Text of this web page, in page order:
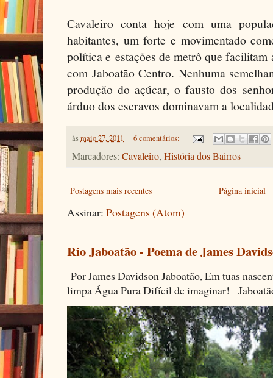
Cavaleiro conta hoje com uma
habitantes, um forte e movimentado
política e estações de metrô que
com Jaboatão Centro. Nenhuma
produção do açúcar, o fausto dos
árduo dos escravos dominavam a
àsmaio 27, 2011 6 comentários:
Marcadores: Cavaleiro, História dos Bairros
Postagens mais recentes Página inicial
Assinar: Postagens (Atom)
Rio Jaboatão - Poema de James
Por James Davidson Jaboatão, Em tuas
limpa Água Pura Difícil de imaginar!